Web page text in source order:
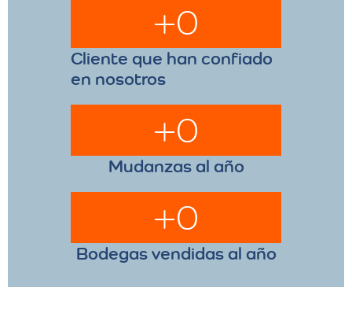
Cliente que han confiado
en nosotros
+0
Mudanzas al año
+0
Bodegas vendidas al año
+0